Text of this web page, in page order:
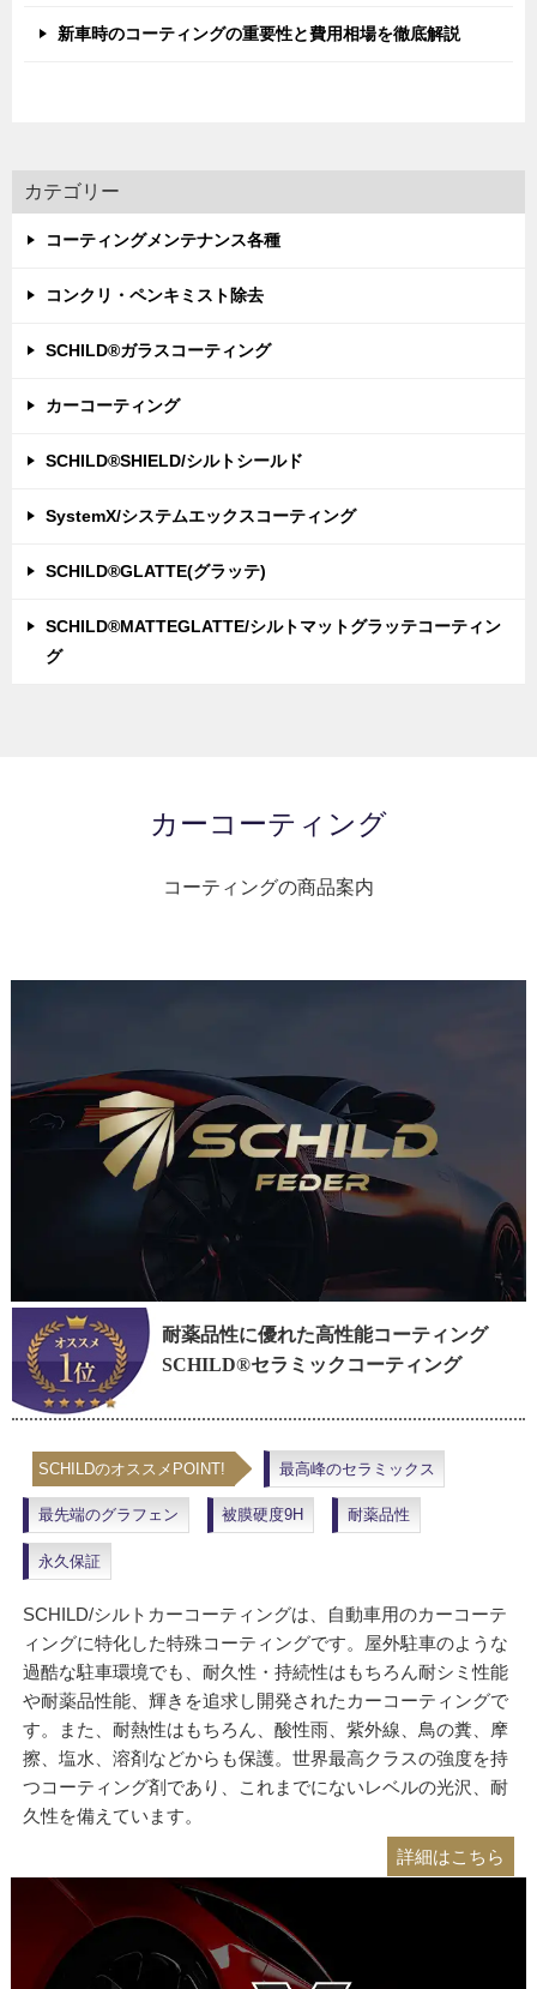
新車時のコーティングの重要性と費用相場を徹底解説
カテゴリー
コーティングメンテナンス各種
コンクリ・ペンキミスト除去
SCHILD®ガラスコーティング
カーコーティング
SCHILD®SHIELD/シルトシールド
SystemX/システムエックスコーティング
SCHILD®GLATTE(グラッテ)
SCHILD®MATTEGLATTE/シルトマットグラッテコーティン
グ
カーコーティング
コーティングの商品案内
耐薬品性に優れた高性能コーティング
SCHILD®セラミックコーティング
SCHILDのオススメPOINT! 最高峰のセラミックス
最先端のグラフェン 被膜硬度9H 耐薬品性
永久保証
SCHILD/シルトカーコーティングは、自動車用のカーコーテ
ィングに特化した特殊コーティングです。屋外駐車のような
過酷な駐車環境でも、耐久性・持続性はもちろん耐シミ性能
や耐薬品性能、輝きを追求し開発されたカーコーティングで
す。また、耐熱性はもちろん、酸性雨、紫外線、鳥の糞、摩
擦、塩水、溶剤などからも保護。世界最高クラスの強度を持
つコーティング剤であり、これまでにないレベルの光沢、耐
久性を備えています。
詳細はこちら